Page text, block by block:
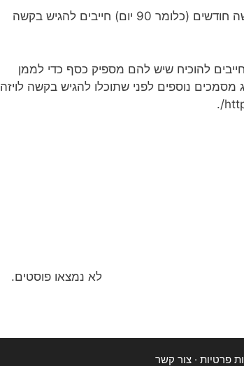
לאחר ההגעה והרישום באוניברסיטה, כל הסטודנטים הבינלאומיים השוהים יותר משלושה חודשים (כלומר 90 יום) חייבים להגיש בקשה
להוכיח שיש להם מספיק כסף כדי לממן
כ-17,000 אירו. אך עליכם גם להציג מסמכים נוספים לפני שתוכלו להגיש בקשה לויזה
לא נמצאו פוסטים.
פרטיות ·צור קשר